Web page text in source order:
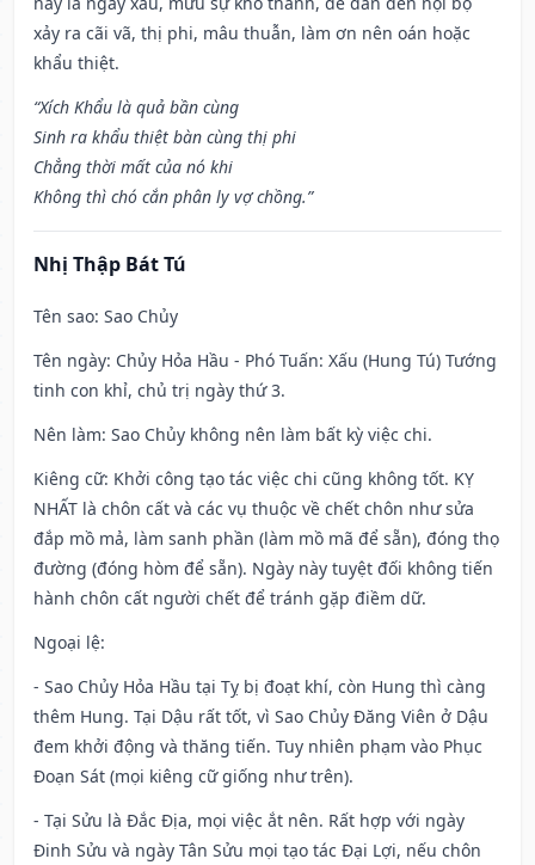
xảy ra cãi vã, thị phi, mâu thuẫn, làm ơn nên oán hoặc
khẩu thiệt.
“Xích Khẩu là quả bần cùng
Sinh ra khẩu thiệt bàn cùng thị phi
Chẳng thời mất của nó khi
Không thì chó cắn phân ly vợ chồng.”
Nhị Thập Bát Tú
Tên sao: Sao Chủy
Tên ngày: Chủy Hỏa Hầu - Phó Tuấn: Xấu (Hung Tú) Tướng
tinh con khỉ, chủ trị ngày thứ 3.
Nên làm: Sao Chủy không nên làm bất kỳ việc chi.
Kiêng cữ: Khởi công tạo tác việc chi cũng không tốt. KỴ
NHẤT là chôn cất và các vụ thuộc về chết chôn như sửa
đắp mồ mả, làm sanh phần (làm mồ mã để sẵn), đóng thọ
đường (đóng hòm để sẵn). Ngày này tuyệt đối không tiến
hành chôn cất người chết để tránh gặp điềm dữ.
Ngoại lệ:
- Sao Chủy Hỏa Hầu tại Tỵ bị đoạt khí, còn Hung thì càng
thêm Hung. Tại Dậu rất tốt, vì Sao Chủy Đăng Viên ở Dậu
đem khởi động và thăng tiến. Tuy nhiên phạm vào Phục
Đoạn Sát (mọi kiêng cữ giống như trên).
- Tại Sửu là Đắc Địa, mọi việc ắt nên. Rất hợp với ngày
Đinh Sửu và ngày Tân Sửu mọi tạo tác Đại Lợi, nếu chôn